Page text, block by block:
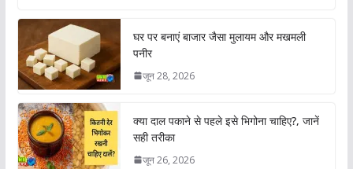
घर पर बनाएं बाजार जैसा मुलायम और मखमली
पनीर
जून 28, 2026
क्या दाल पकाने से पहले इसे भिगोना चाहिए?, जानें
सही तरीका
जून 26, 2026